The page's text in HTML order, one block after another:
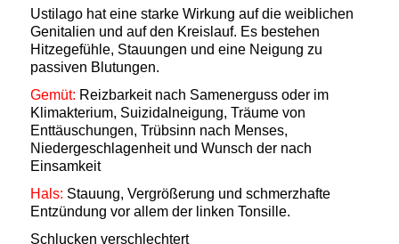
Ustilago hat eine starke Wirkung auf die weiblichen
Genitalien und auf den Kreislauf. Es bestehen
Hitzegefühle, Stauungen und eine Neigung zu
passiven Blutungen.
Gemüt: Reizbarkeit nach Samenerguss oder im
Klimakterium, Suizidalneigung, Träume von
Enttäuschungen, Trübsinn nach Menses,
Niedergeschlagenheit und Wunsch der nach
Einsamkeit
Hals: Stauung, Vergrößerung und schmerzhafte
Entzündung vor allem der linken Tonsille.
Schlucken verschlechtert